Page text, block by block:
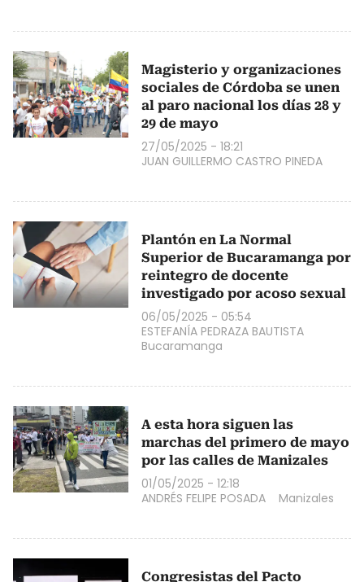
Magisterio y organizaciones
sociales de Córdoba se unen
al paro nacional los días 28 y
29 de mayo
27/05/2025 - 18:21
JUAN GUILLERMO CASTRO PINEDA
Plantón en La Normal
Superior de Bucaramanga por
reintegro de docente
investigado por acoso sexual
06/05/2025 - 05:54
ESTEFANÍA PEDRAZA BAUTISTA
Bucaramanga
A esta hora siguen las
marchas del primero de mayo
por las calles de Manizales
01/05/2025 - 12:18
ANDRÉS FELIPE POSADA
Manizales
Congresistas del Pacto